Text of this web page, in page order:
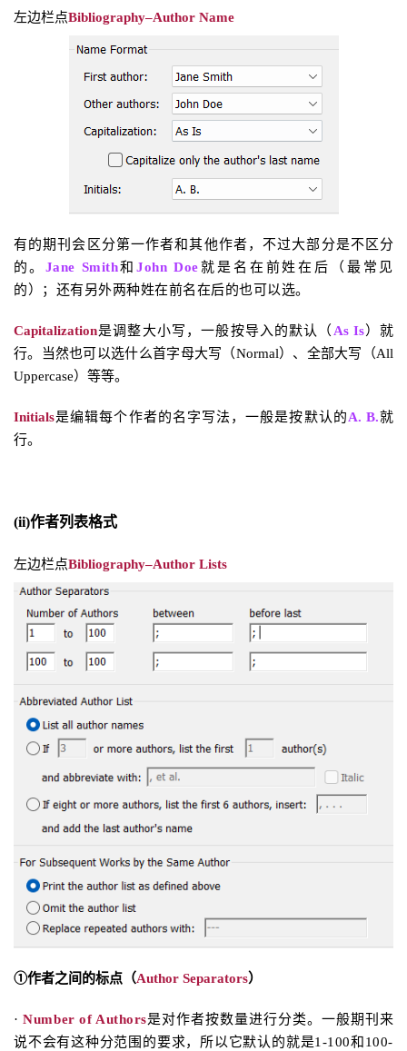
左边栏点Bibliography–Author Name
有的期刊会区分第一作者和其他作者，不过大部分是不区分
的。 Jane Smith和John Doe就是名在前姓在后（最常见
的）；还有另外两种姓在前名在后的也可以选。
Capitalization是调整大小写，一般按导入的默认（ As Is）就
行。当然也可以选什么首字母大写（Normal）、全部大写（All
Uppercase）等等。
Initials是编辑每个作者的名字写法，一般是按默认的A. B.就
行。
(ii)作者列表格式
左边栏点Bibliography–Author Lists
①作者之间的标点（Author Separators）
· Number of Authors是对作者按数量进行分类。一般期刊来
说不会有这种分范围的要求，所以它默认的就是1-100和100-